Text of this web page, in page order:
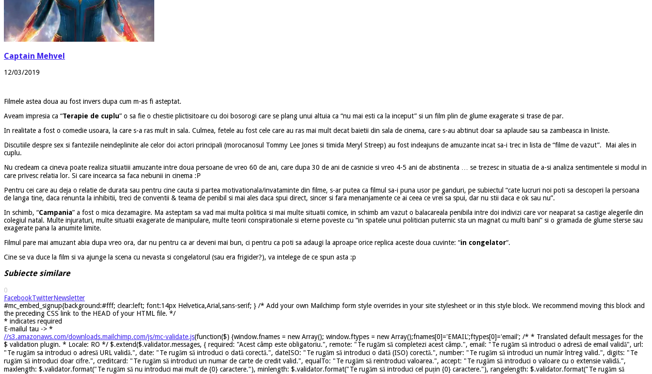
Captain Mehvel
12/03/2019
Filmele astea doua au fost invers dupa cum m-as fi asteptat.
Aveam impresia ca “Terapie de cuplu” o sa fie o chestie plictisitoare cu doi bosorogi care se plang unui altuia ca “nu mai esti ca la inceput” si un film plin de glume exagerate si trase de par.
In realitate a fost o comedie usoara, la care s-a ras mult in sala. Culmea, fetele au fost cele care au ras mai mult decat baietii din sala de cinema, care s-au abtinut doar sa aplaude sau sa zambeasca in liniste.
Discutiile despre sex si fanteziile neindeplinite ale celor doi actori principali (morocanosul Tommy Lee Jones si timida Meryl Streep) au fost indeajuns de amuzante incat sa-i trec in lista de “filme de vazut”. Mai ales in
cuplu.
Nu credeam ca cineva poate realiza situatiii amuzante intre doua persoane de vreo 60 de ani, care dupa 30 de ani de casnicie si vreo 4-5 ani de abstinenta … se trezesc in situatia de a-si analiza sentimentele si modul in
care privesc relatia lor. Si care incearca sa faca nebunii in cinema :P
Pentru cei care au deja o relatie de durata sau pentru cine cauta si partea motivationala/invataminte din filme, s-ar putea ca filmul sa-i puna usor pe ganduri, pe subiectul “cate lucruri noi poti sa descoperi la persoana
de langa tine, daca renunta la inhibitii, treci de conventii & teama de penibil si mai ales daca spui direct, sincer si fara menanjamente ce ai ceea ce vrei sa spui, dar nu stii daca e ok sau nu”.
In schimb, “Campania” a fost o mica dezamagire. Ma asteptam sa vad mai multa politica si mai multe situatii comice, in schimb am vazut o balacareala penibila intre doi indivizi care vor neaparat sa castige alegerile din
colegiul natal. Multe injuraturi, multe situatii exagerate de manipulare, multe teorii conspirationale si eterne poveste cu “in spatele unui politician puternic sta un magnat cu multi bani” si o gramada de glume sterse sau
exagerate pana la anumite limite.
Filmul pare mai amuzant abia dupa vreo ora, dar nu pentru ca ar deveni mai bun, ci pentru ca poti sa adaugi la aproape orice replica aceste doua cuvinte: “in congelator“.
Cine se va duce la film si va ajunge la scena cu nevasta si congelatorul (sau era frigider?), va intelege de ce spun asta :p
Subiecte similare
0
FacebookTwitterNewsletter
#mc_embed_signup{background:#fff; clear:left; font:14px Helvetica,Arial,sans-serif; } /* Add your own Mailchimp form style overrides in your site stylesheet or in this style block. We recommend moving this block and
the preceding CSS link to the HEAD of your HTML file. */
* indicates required
E-mailul tau -> *
//s3.amazonaws.com/downloads.mailchimp.com/js/mc-validate.js(function($) {window.fnames = new Array(); window.ftypes = new Array();fnames[0]='EMAIL';ftypes[0]='email'; /* * Translated default messages for the
$ validation plugin. * Locale: RO */ $.extend($.validator.messages, { required: "Acest câmp este obligatoriu.", remote: "Te rugăm să completezi acest câmp.", email: "Te rugăm să introduci o adresă de email validă", url:
"Te rugăm sa introduci o adresă URL validă.", date: "Te rugăm să introduci o dată corectă.", dateISO: "Te rugăm să introduci o dată (ISO) corectă.", number: "Te rugăm să introduci un număr întreg valid.", digits: "Te
rugăm să introduci doar cifre.", creditcard: "Te rugăm să introduci un numar de carte de credit valid.", equalTo: "Te rugăm să reintroduci valoarea.", accept: "Te rugăm să introduci o valoare cu o extensie validă.",
maxlength: $.validator.format("Te rugăm să nu introduci mai mult de {0} caractere."), minlength: $.validator.format("Te rugăm să introduci cel puțin {0} caractere."), rangelength: $.validator.format("Te rugăm să